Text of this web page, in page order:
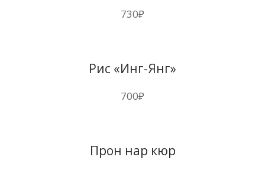
730₽
Рис «Инг-Янг»
700₽
Прон нар кюр